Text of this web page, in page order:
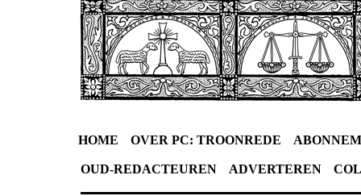
HOME OVER PC: TROONREDE
OUD-REDACTEUREN ADVERTEREN